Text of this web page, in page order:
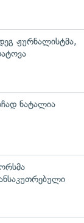
ჟურნალისტმა,
ნატალია